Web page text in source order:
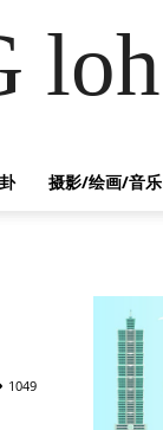
loh
摄影/绘画/音乐
1049